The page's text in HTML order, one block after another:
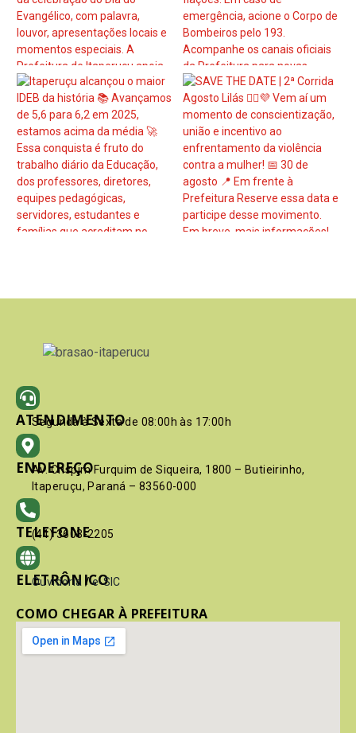
ATENDIMENTO
Segunda à Sexta de 08:00h às 17:00h
ENDEREÇO
Av. Crispim Furquim de Siqueira, 1800 – Butieirinho,
Itaperuçu, Paraná – 83560-000
TELEFONE
(41) 3603-2205
ELETRÔNICO
Ouvidoria / e-SIC
COMO CHEGAR À PREFEITURA